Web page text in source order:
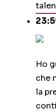
Ho
che
la